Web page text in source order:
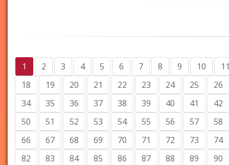
1 2 3 4 5 6 7 8 9 10
18
19 20 21 22 23 24 25
26
34
35 36 37 38 39 40 41
42
50
51 52 53 54 55 56 57
58
66
67 68 69 70 71 72 73
74
82
83 84 85 86 87 88 89
90